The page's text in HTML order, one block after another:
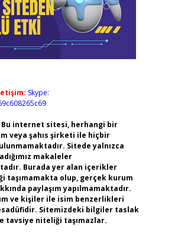
Skype:
Bu internet sitesi, herhangi bir
veya şahıs şirketi ile hiçbir
Sitede yalnızca
makaleler
Burada yer alan içerikler
taşımamakta olup, gerçek kurum
paylaşım yapılmamaktadır.
ve kişiler ile isim benzerlikleri
Sitemizdeki bilgiler taslak
tavsiye niteliği taşımazlar.